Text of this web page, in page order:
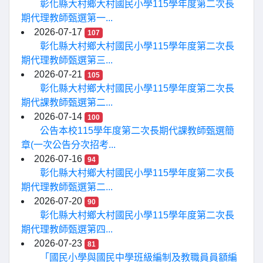
彰化縣大村鄉大村國民小學115學年度第二次長
期代理教師甄選第一...
2026-07-17
107
彰化縣大村鄉大村國民小學115學年度第二次長
期代理教師甄選第三...
2026-07-21
105
彰化縣大村鄉大村國民小學115學年度第二次長
期代課教師甄選第二...
2026-07-14
100
公告本校115學年度第二次長期代課教師甄選簡
章(一次公告分次招考...
2026-07-16
94
彰化縣大村鄉大村國民小學115學年度第二次長
期代理教師甄選第二...
2026-07-20
90
彰化縣大村鄉大村國民小學115學年度第二次長
期代理教師甄選第四...
2026-07-23
81
「國民小學與國民中學班級編制及教職員員額編